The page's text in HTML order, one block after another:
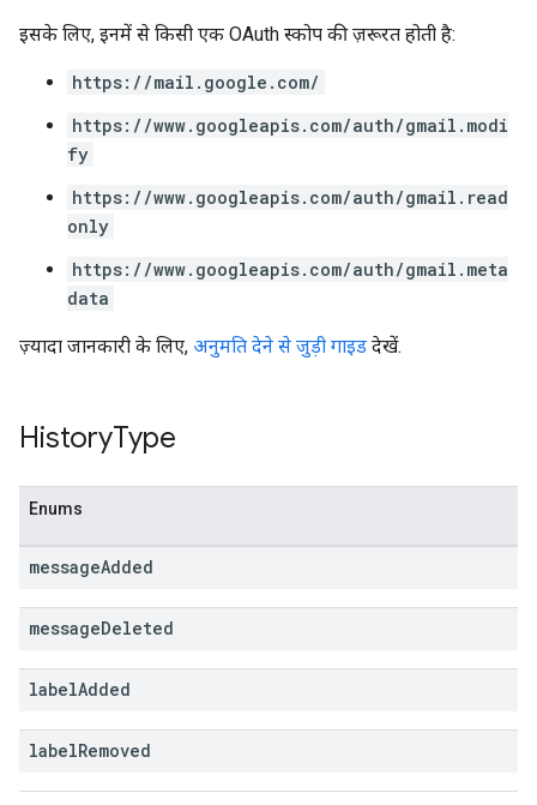
इसके लिए, इनमें से किसी एक OAuth स्कोप की ज़रूरत होती है:
https://mail.google.com/
https://www.googleapis.com/auth/gmail.modi
fy
https://www.googleapis.com/auth/gmail.read
only
https://www.googleapis.com/auth/gmail.meta
data
ज़्यादा जानकारी के लिए, अनुमति देने से जुड़ी गाइड देखें.
HistoryType
Enums
messageAdded
messageDeleted
labelAdded
labelRemoved